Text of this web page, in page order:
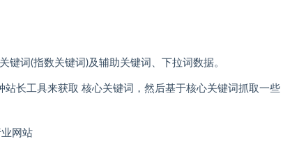
键词(指数关键词)及辅助关键词、下拉词数据。
长工具来获取 核心关键词，然后基于核心关键词抓取一些
网站